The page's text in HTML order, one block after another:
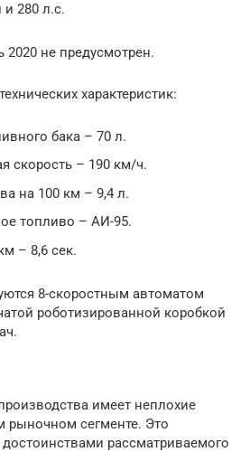
и 280 л.с.
2020 не предусмотрен.
характеристик:
бака – 70 л.
скорость – 190 км/ч.
на 100 км – 9,4 л.
топливо – АИ-95.
– 8,6 сек.
8-скоростным автоматом
роботизированной коробкой
имеет неплохие
рыночном сегменте. Это
рассматриваемого